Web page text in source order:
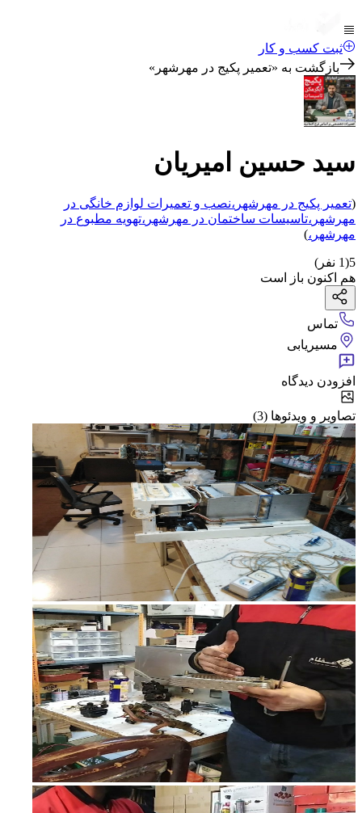
ثبت کسب و کار
بازگشت به «تعمیر پکیج در مهرشهر »
سید حسین امیریان
(تعمیر پکیج در مهرشهر ،نصب و تعمیرات لوازم خانگی در
مهرشهر ،تاسیسات ساختمان در مهرشهر ،تهویه مطبوع در
مهرشهر ،)
5
(
1 نفر)
هم اکنون باز است
تماس
مسیریابی
افزودن دیدگاه
تصاویر و ویدئوها (3)